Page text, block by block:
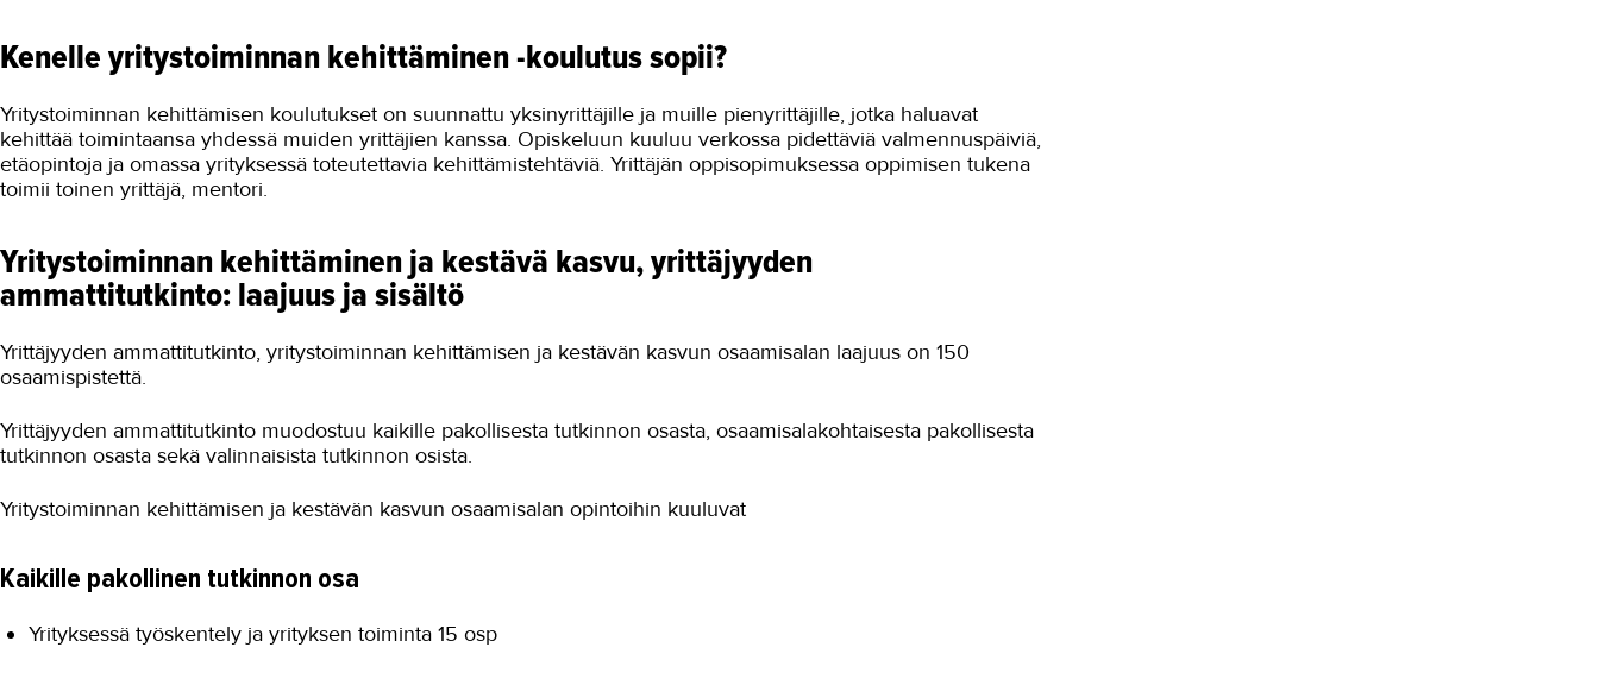
Kenelle yritystoiminnan kehittäminen -koulutus sopii?
Yritystoiminnan kehittämisen koulutukset on suunnattu yksinyrittäjille ja muille pienyrittäjille, jotka haluavat
kehittää toimintaansa yhdessä muiden yrittäjien kanssa. Opiskeluun kuuluu verkossa pidettäviä valmennuspäiviä,
etäopintoja ja omassa yrityksessä toteutettavia kehittämistehtäviä. Yrittäjän oppisopimuksessa oppimisen tukena
toimii toinen yrittäjä, mentori.
Yritystoiminnan kehittäminen ja kestävä kasvu, yrittäjyyden
ammattitutkinto: laajuus ja sisältö
Yrittäjyyden ammattitutkinto, yritystoiminnan kehittämisen ja kestävän kasvun osaamisalan laajuus on 150
osaamispistettä.
Yrittäjyyden ammattitutkinto muodostuu kaikille pakollisesta tutkinnon osasta, osaamisalakohtaisesta pakollisesta
tutkinnon osasta sekä valinnaisista tutkinnon osista.
Yritystoiminnan kehittämisen ja kestävän kasvun osaamisalan opintoihin kuuluvat
Kaikille pakollinen tutkinnon osa
Yrityksessä työskentely ja yrityksen toiminta 15 osp